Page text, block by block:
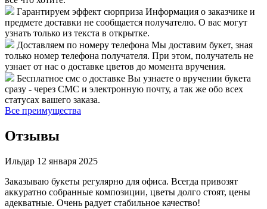
Гарантируем эффект сюрприза Информация о заказчике и
предмете доставки не сообщается получателю. О вас могут
узнать только из текста в открытке.
Доставляем по номеру телефона Мы доставим букет, зная
только номер телефона получателя. При этом, получатель не
узнает от нас о доставке цветов до момента вручения.
Бесплатное смс о доставке Вы узнаете о вручении букета
сразу - через СМС и электронную почту, а так же обо всех
статусах вашего заказа.
Все преимущества
Отзывы
Ильдар 12 января 2025
Заказываю букеты регулярно для офиса. Всегда привозят
аккуратно собранные композиции, цветы долго стоят, цены
адекватные. Очень радует стабильное качество!